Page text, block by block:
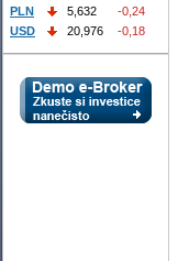
PLN
5,632
-0,24
USD
20,976 -0,18